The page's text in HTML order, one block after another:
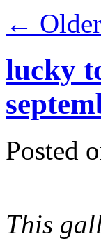
←
lucky
Posted
This